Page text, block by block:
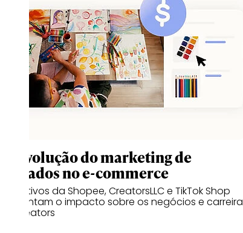
A revolução do marketing de
afiliados no e-commerce
Executivos da Shopee, CreatorsLLC e TikTok Shop
comentam o impacto sobre os negócios e carreira
de creators